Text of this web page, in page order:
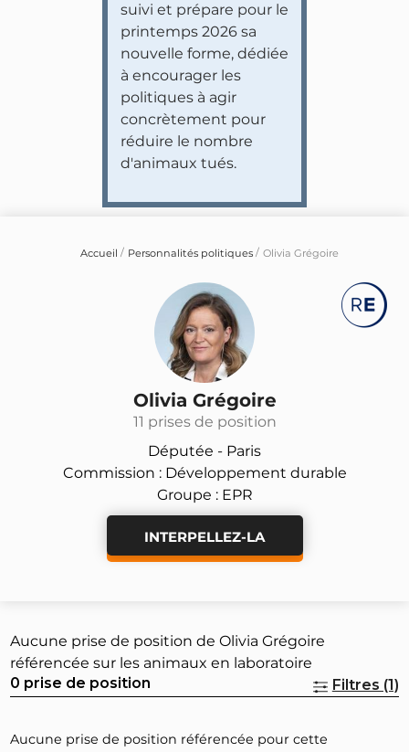
suivi et prépare pour le
printemps 2026 sa
nouvelle forme, dédiée
à encourager les
politiques à agir
concrètement pour
réduire le nombre
d'animaux tués.
Accueil Personnalités politiques Olivia Grégoire
Olivia Grégoire
11 prises de position
Députée - Paris
Commission : Développement durable
Groupe : EPR
INTERPELLEZ-LA
Aucune prise de position de Olivia Grégoire
référencée sur les animaux en laboratoire
0 prise de position
Filtres (1)
Aucune prise de position référencée pour cette